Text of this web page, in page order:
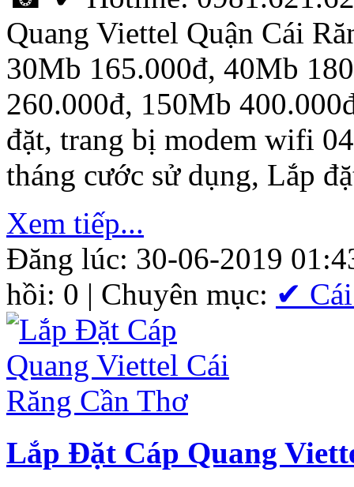
Quang Viettel Quận Cái
30Mb 165.000đ, 40Mb
260.000đ, 150Mb
đặt, trang bị modem wifi
tháng cước sử dụng, Lắp
Xem tiếp...
Đăng lúc: 30-06-2019
hồi: 0 | Chuyên mục: ✔
Lắp Đặt Cáp Quang